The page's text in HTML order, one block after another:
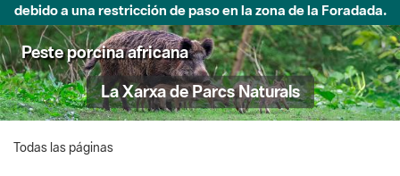
debido a una restricción de paso en la zona de la Foradada.
Peste porcina africana
La Xarxa de Parcs Naturals
Todas las páginas